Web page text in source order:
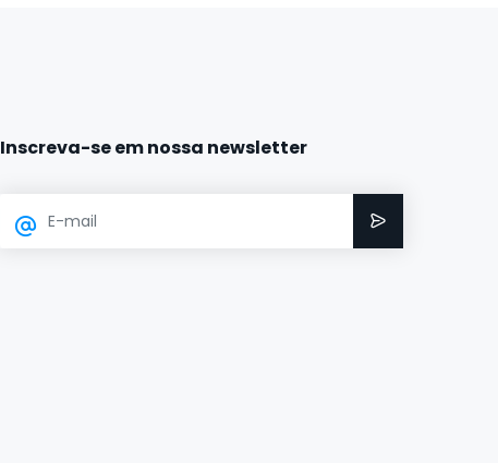
Inscreva-se em nossa newsletter